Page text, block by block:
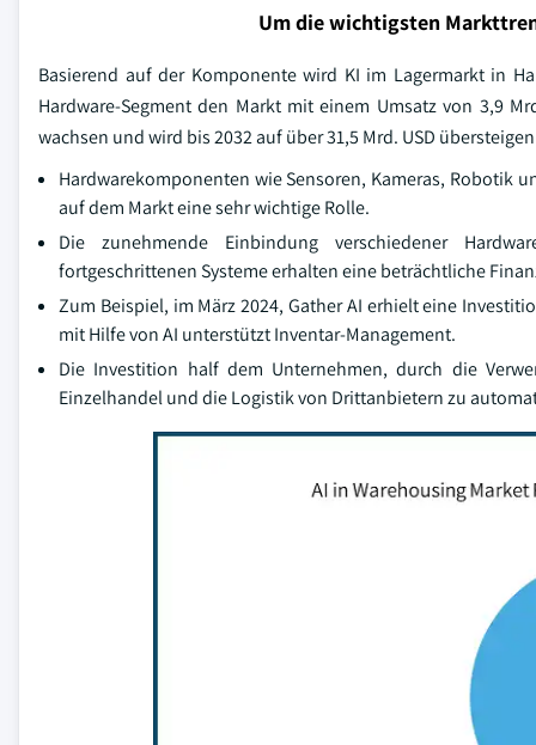
Um die wichtigsten
Basierend auf der Komponente wird KI im Lagermarkt in
Hardware-Segment den Markt mit einem Umsatz von 3,9
wachsen und wird bis 2032 auf über 31,5 Mrd. USD
Hardwarekomponenten wie Sensoren, Kameras, Robotik
auf dem Markt eine sehr wichtige Rolle.
Die zunehmende Einbindung verschiedener
fortgeschrittenen Systeme erhalten eine beträchtliche
Zum Beispiel, im März 2024, Gather AI erhielt eine
mit Hilfe von AI unterstützt Inventar-Management.
Die Investition half dem Unternehmen, durch die
Einzelhandel und die Logistik von Drittanbietern zu